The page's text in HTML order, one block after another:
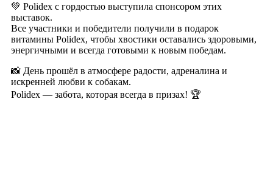
💚 Polidex с гордостью выступила спонсором этих
выставок.
Все участники и победители получили в подарок
витамины Polidex, чтобы хвостики оставались здоровыми,
энергичными и всегда готовыми к новым победам.
📸 День прошёл в атмосфере радости, адреналина и
искренней любви к собакам.
Polidex — забота, которая всегда в призах! 🏆